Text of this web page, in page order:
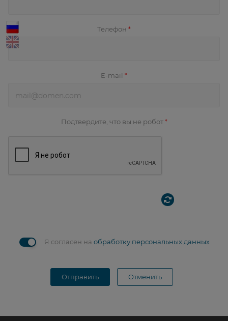
Телефон *
E-mail *
Подтвердите, что вы не робот *
Я согласен на обработку персональных данных
Отправить Отменить